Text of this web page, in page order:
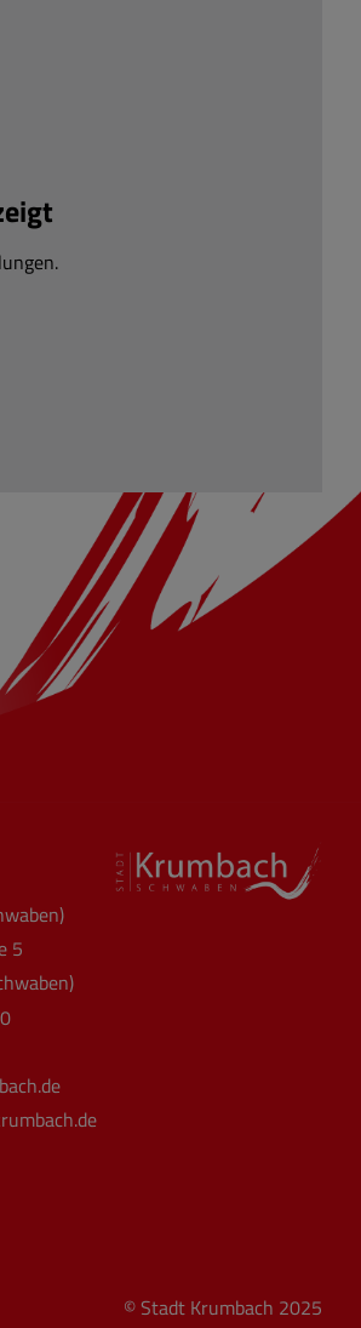
5
© Stadt Krumbach 2025